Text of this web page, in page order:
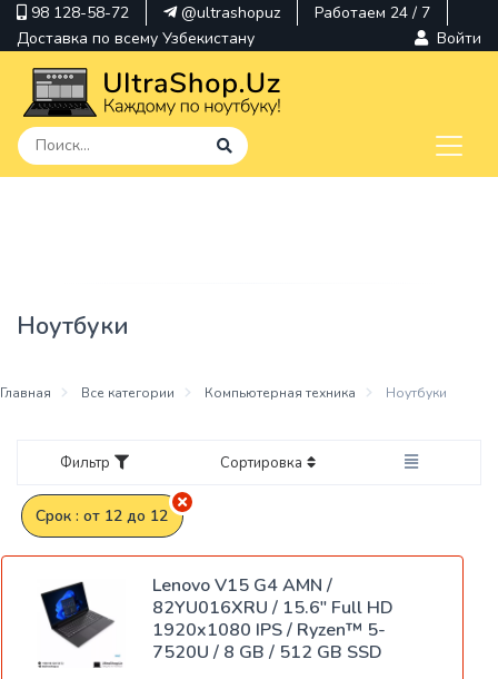
98 128-58-72 @ultrashopuz
Работаем 24 / 7
Доставка по всему Узбекистану
Войти
Hp
Ноутбуки
Главная Все категории Компьютерная техника Ноутбуки
Фильтр Сортировка
Срок : от 12 до 12
Lenovo V15 G4 AMN /
82YU016XRU / 15.6" Full HD
1920x1080 IPS / Ryzen™ 5-
7520U / 8 GB / 512 GB SSD